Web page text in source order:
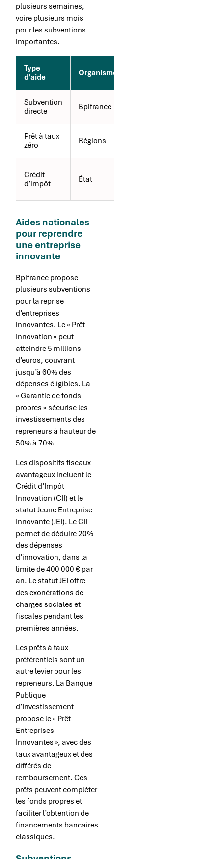
plusieurs semaines,
voire plusieurs mois
pour les subventions
importantes.
Type
d’aide
Organisme
Subvention
directe
Bpifrance
Prêt à taux
zéro
Régions
Crédit
d’impôt
État
Aides nationales
pour reprendre
une entreprise
innovante
Bpifrance propose
plusieurs subventions
pour la reprise
d’entreprises
innovantes. Le « Prêt
Innovation » peut
atteindre 5 millions
d’euros, couvrant
jusqu’à 60% des
dépenses éligibles. La
« Garantie de fonds
propres » sécurise les
investissements des
repreneurs à hauteur de
50% à 70%.
Les dispositifs fiscaux
avantageux incluent le
Crédit d’Impôt
Innovation (CII) et le
statut Jeune Entreprise
Innovante (JEI). Le CII
permet de déduire 20%
des dépenses
d’innovation, dans la
limite de 400 000 € par
an. Le statut JEI offre
des exonérations de
charges sociales et
fiscales pendant les
premières années.
Les prêts à taux
préférentiels sont un
autre levier pour les
repreneurs. La Banque
Publique
d’Investissement
propose le « Prêt
Entreprises
Innovantes », avec des
taux avantageux et des
différés de
remboursement. Ces
prêts peuvent compléter
les fonds propres et
faciliter l’obtention de
financements bancaires
classiques.